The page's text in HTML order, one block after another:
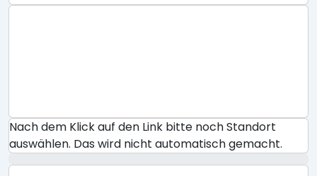
Nach dem Klick auf den Link bitte noch Standort
auswählen. Das wird nicht automatisch gemacht.